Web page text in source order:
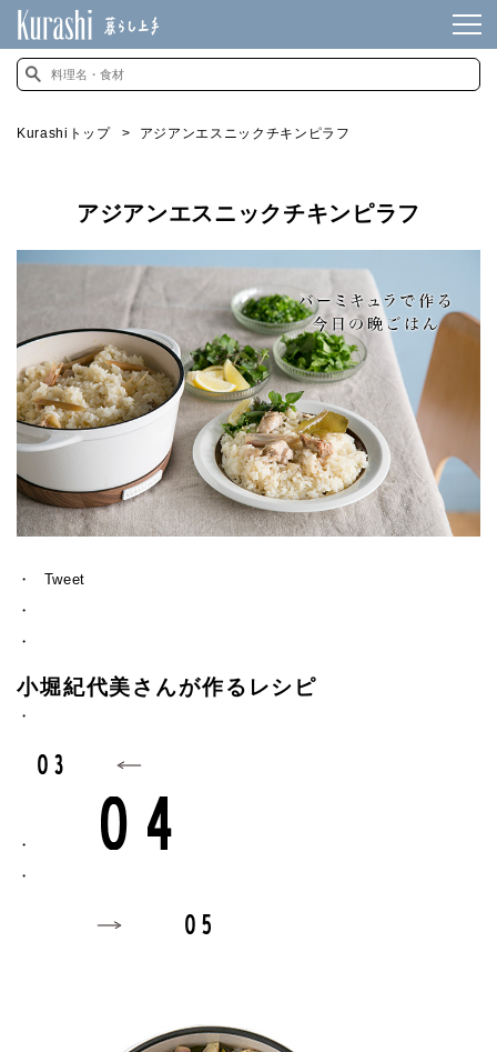
Kurashiトップ アジアンエスニックチキンピラフ
アジアンエスニックチキンピラフ
Tweet
小堀紀代美さんが作るレシピ